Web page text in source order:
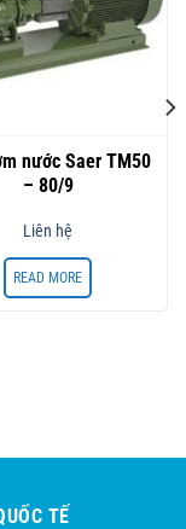
nước Saer TM50
– 80/9
Liên hệ
READ MORE
TẾ